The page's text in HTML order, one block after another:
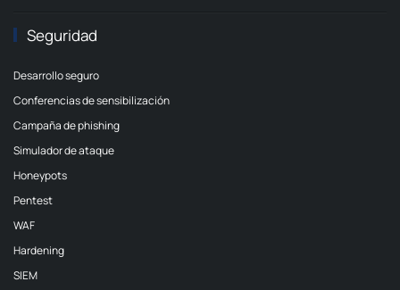
Seguridad
Desarrollo seguro
Conferencias de sensibilización
Campaña de phishing
Simulador de ataque
Honeypots
Pentest
WAF
Hardening
SIEM